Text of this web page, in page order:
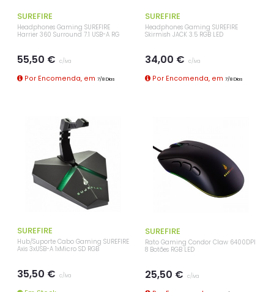
SUREFIRE
Headphones Gaming SUREFIRE
Harrier 360 Surround 7.1 USB-A RG
55,50 € c/iva
Por Encomenda, em 7/8 Dias
SUREFIRE
Headphones Gaming SUREFIRE
Skirmish JACK 3.5 RGB LED
34,00 € c/iva
Por Encomenda, em 7/8 Dias
SUREFIRE
Hub/Suporte Cabo Gaming SUREFIRE
Axis 3xUSB-A 1xMicro SD RGB
35,50 € c/iva
SUREFIRE
Rato Gaming Condor Claw 6400DPI
8 Botões RGB LED
25,50 € c/iva